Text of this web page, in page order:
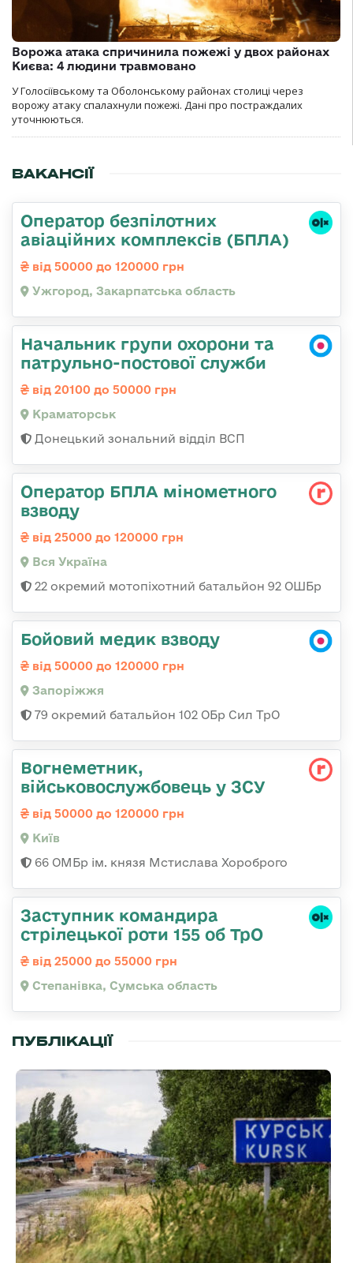
Ворожа атака спричинила пожежі у двох районах
Києва: 4 людини травмовано
У Голосіївському та Оболонському районах столиці через
ворожу атаку спалахнули пожежі. Дані про постраждалих
уточнюються.
ВАКАНСІЇ
Оператор безпілотних
авіаційних комплексів (БПЛА)
від 50000 до 120000 грн
Ужгород, Закарпатська область
Начальник групи охорони та
патрульно-постової служби
від 20100 до 50000 грн
Краматорськ
Донецький зональний відділ ВСП
Оператор БПЛА мінометного
взводу
від 25000 до 120000 грн
Вся Україна
22 окремий мотопіхотний батальйон 92 ОШБр
Бойовий медик взводу
від 50000 до 120000 грн
Запоріжжя
79 окремий батальйон 102 ОБр Сил ТрО
Вогнеметник,
військовослужбовець у ЗСУ
від 50000 до 120000 грн
Київ
66 ОМБр ім. князя Мстислава Хороброго
Заступник командира
стрілецької роти 155 об ТрО
від 25000 до 55000 грн
Степанівка, Сумська область
ПУБЛІКАЦІЇ